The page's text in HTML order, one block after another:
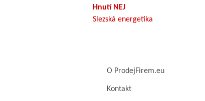
Hnutí NEJ
Slezská energetika
O ProdejFirem.eu
Kontakt